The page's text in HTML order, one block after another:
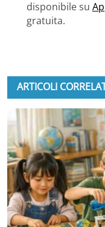
disponibile su
gratuita.
ARTICOLI